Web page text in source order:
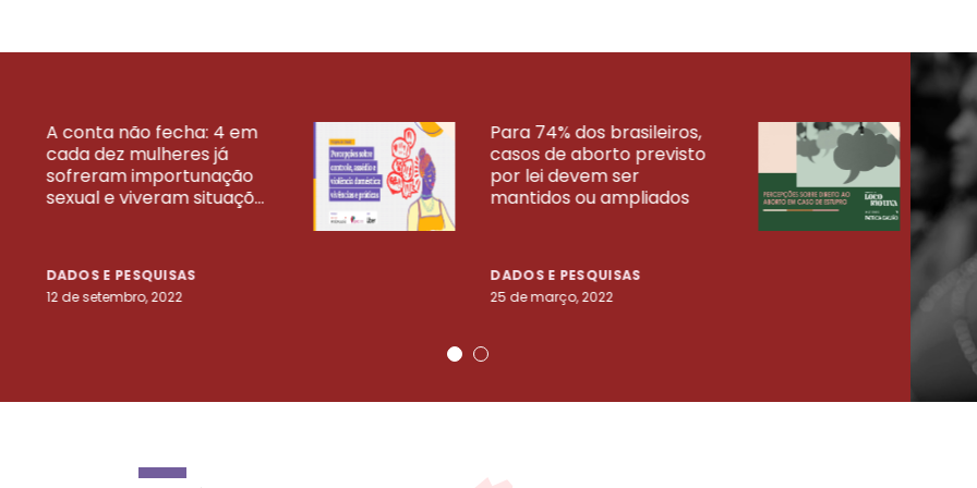
A conta não fecha: 4 em
cada dez mulheres já
sofreram importunação
sexual e viveram situaçõ...
DADOS E PESQUISAS
12 de setembro, 2022
Para 74% dos brasileiros,
casos de aborto previsto
por lei devem ser
mantidos ou ampliados
DADOS E PESQUISAS
25 de março, 2022
23
VEJA MAIS PESQUISAS